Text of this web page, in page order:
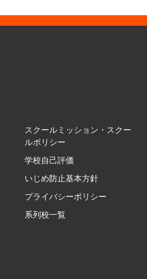
スクールミッション・スクー
ルポリシー
学校自己評価
いじめ防止基本方針
プライバシーポリシー
系列校一覧